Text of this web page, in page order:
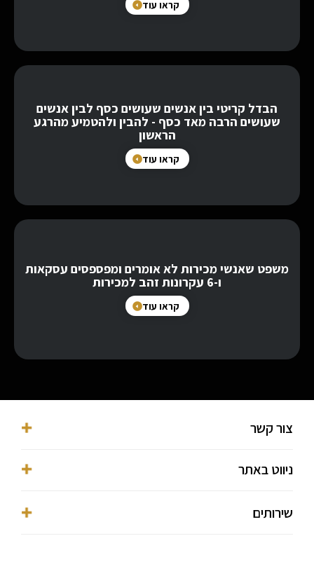
קראו עוד
הבדל קריטי בין אנשים שעושים כסף לבין אנשים
שעושים הרבה מאד כסף - להבין ולהטמיע מהרגע
הראשון
קראו עוד
משפט שאנשי מכירות לא אומרים ומפספסים עסקאות
ו-6 עקרונות זהב למכירות
קראו עוד
צור קשר
053-3016038⁩
מגדלי בסר, פתח תקווה, מגדל Y, השחם 3
ניווט באתר
דף הבית
שירותים